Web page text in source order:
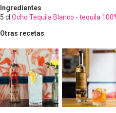
Ingredientes
5 cl Ocho Tequila Blanco - tequila
Otras recetas